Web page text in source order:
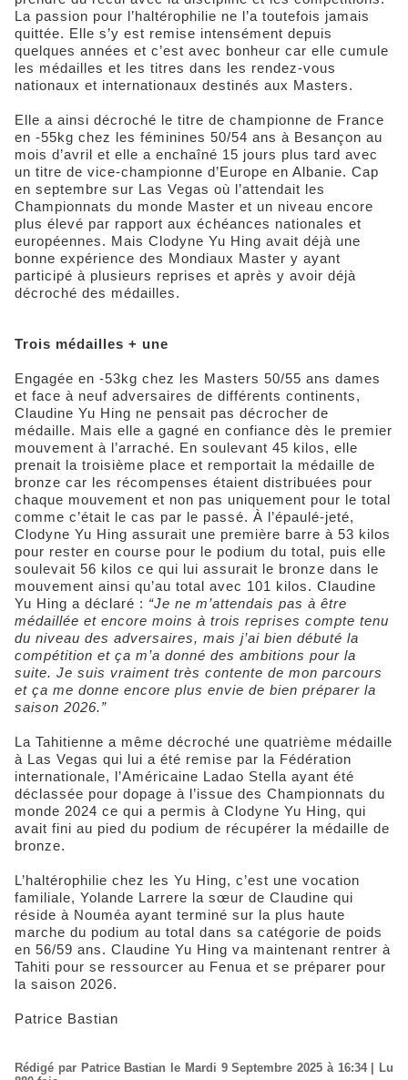
La passion pour l’haltérophilie ne l’a toutefois jamais
quittée. Elle s’y est remise intensément depuis
quelques années et c’est avec bonheur car elle cumule
les médailles et les titres dans les rendez-vous
nationaux et internationaux destinés aux Masters.
Elle a ainsi décroché le titre de championne de France
en -55kg chez les féminines 50/54 ans à Besançon au
mois d’avril et elle a enchaîné 15 jours plus tard avec
un titre de vice-championne d’Europe en Albanie. Cap
en septembre sur Las Vegas où l’attendait les
Championnats du monde Master et un niveau encore
plus élevé par rapport aux échéances nationales et
européennes. Mais Clodyne Yu Hing avait déjà une
bonne expérience des Mondiaux Master y ayant
participé à plusieurs reprises et après y avoir déjà
décroché des médailles.
Trois médailles + une
Engagée en -53kg chez les Masters 50/55 ans dames
et face à neuf adversaires de différents continents,
Claudine Yu Hing ne pensait pas décrocher de
médaille. Mais elle a gagné en confiance dès le premier
mouvement à l’arraché. En soulevant 45 kilos, elle
prenait la troisième place et remportait la médaille de
bronze car les récompenses étaient distribuées pour
chaque mouvement et non pas uniquement pour le total
comme c’était le cas par le passé. À l’épaulé-jeté,
Clodyne Yu Hing assurait une première barre à 53 kilos
pour rester en course pour le podium du total, puis elle
soulevait 56 kilos ce qui lui assurait le bronze dans le
mouvement ainsi qu’au total avec 101 kilos. Claudine
Yu Hing a déclaré : “Je ne m’attendais pas à être
médaillée et encore moins à trois reprises compte tenu
du niveau des adversaires, mais j’ai bien débuté la
compétition et ça m’a donné des ambitions pour la
suite. Je suis vraiment très contente de mon parcours
et ça me donne encore plus envie de bien préparer la
saison 2026.”
La Tahitienne a même décroché une quatrième médaille
à Las Vegas qui lui a été remise par la Fédération
internationale, l’Américaine Ladao Stella ayant été
déclassée pour dopage à l’issue des Championnats du
monde 2024 ce qui a permis à Clodyne Yu Hing, qui
avait fini au pied du podium de récupérer la médaille de
bronze.
L’haltérophilie chez les Yu Hing, c’est une vocation
familiale, Yolande Larrere la sœur de Claudine qui
réside à Nouméa ayant terminé sur la plus haute
marche du podium au total dans sa catégorie de poids
en 56/59 ans. Claudine Yu Hing va maintenant rentrer à
Tahiti pour se ressourcer au Fenua et se préparer pour
la saison 2026.
Patrice Bastian
Rédigé par Patrice Bastian le Mardi 9 Septembre 2025 à 16:34 | Lu